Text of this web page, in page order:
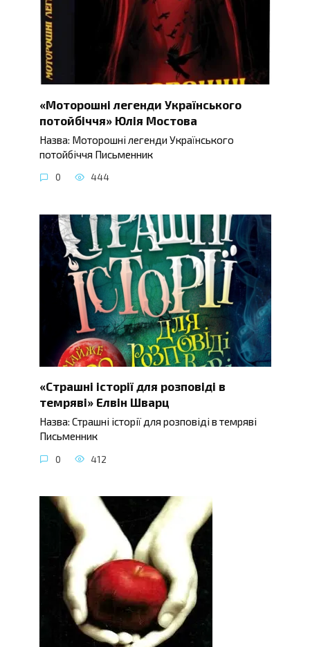
«Моторошні легенди Українського
потойбіччя» Юлія Мостова
Назва: Моторошні легенди Українського
потойбіччя Письменник
0 444
«Страшні історії для розповіді в
темряві» Елвін Шварц
Назва: Страшні історії для розповіді в темряві
Письменник
0 412